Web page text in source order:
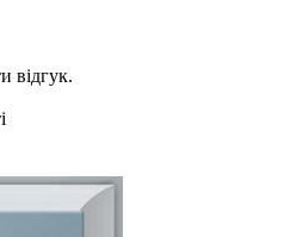
відгук.